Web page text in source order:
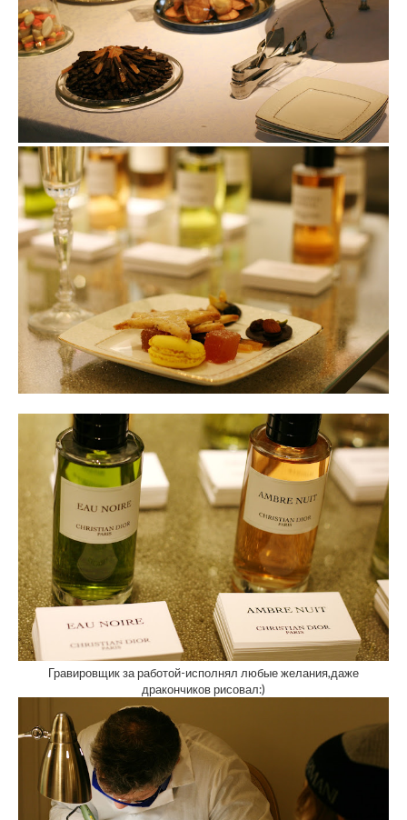
Гравировщик за работой-исполнял любые желания,даже
дракончиков рисовал:)